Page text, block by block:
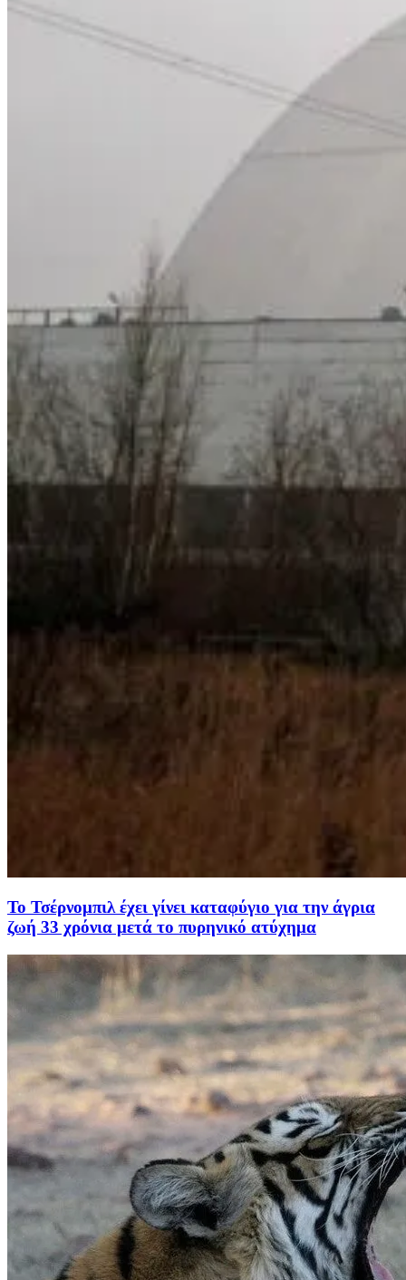
Το Τσέρνoμπιλ έχει γίνει καταφύγιο για την άγρια
ζωή 33 χρόνια μετά το πυρηνικό ατύχημα